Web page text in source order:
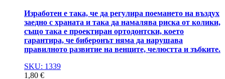
Изработен е така, че да регулира поемането на въздух
заедно с храната и така да намалява риска от колики,
също така е проектиран ортодонтски, което
гарантира, че биберонът няма да нарушава
правилното развитие на венците, челюстта и зъбките.
SKU: 1339
1,80 €